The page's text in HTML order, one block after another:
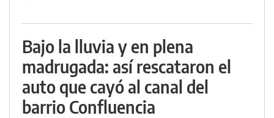
Bajo la lluvia y en plena
madrugada: así rescataron el
auto que cayó al canal del
barrio Confluencia